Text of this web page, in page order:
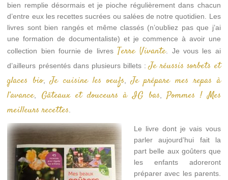
bien remplie désormais et je pioche régulièrement dans chacun
d’entre eux les recettes sucrées ou salées de notre quotidien. Les
livres sont bien rangés et même classés (n’oubliez pas que j’ai
une formation de documentaliste) et je commence à avoir une
collection bien fournie de livres Terre Vivante. Je vous les ai
d’ailleurs présentés dans plusieurs billets :Je réussis sorbets et
glaces bio,Je cuisine les oeufs,Je prépare mes repas à
l’avance, Gâteaux et douceurs à IG bas,Pommes ! Mes
meilleurs recettes.
Le livre dont je vais vous
parler aujourd’hui fait la
part belle aux goûters que
les enfants adoreront
préparer avec les parents.